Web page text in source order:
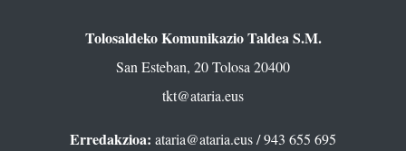
Tolosaldeko Komunikazio Taldea S.M.
San Esteban, 20 Tolosa 20400
tkt@ataria.eus
Erredakzioa: ataria@ataria.eus/ 943 655 695